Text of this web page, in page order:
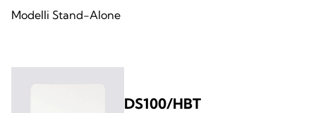
Modelli Stand-Alone
DS100/HBT